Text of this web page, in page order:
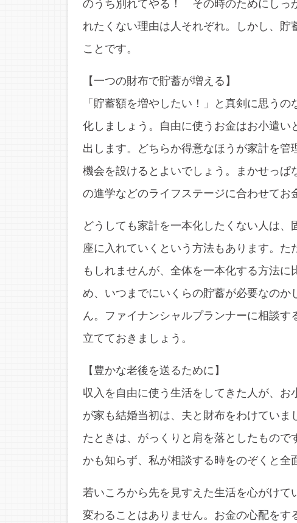
のうち別れてやる！ その時のためにしっ
れたくない理由は人それぞれ。しかし、
ことです。
【一つの財布で貯蓄が増える】
「貯蓄額を増やしたい！」と真剣に思う
化しましょう。自由に使うお金はお小遣
出します。どちらか得意なほうが家計を
機会を設けるとよいでしょう。まかせっ
の進学などのライフステージに合わせてお
どうしても家計を一本化したくない人は
座に入れていくという方法もあります。
もしれませんが、全体を一本化する方法
め、いつまでにいくらの貯蓄が必要なの
ん。ファイナンシャルプランナーに相談
立てておきましょう。
【豊かな老後を送るために】
収入を自由に使う生活をしてきた人が、
が家も結婚当初は、夫と財布をわけてい
たときは、がっくりと肩を落としたもの
かも知らず、私が相談する時をのぞくと全
若いころから先を見すえた生活を心がけて
変わることはありません。お金の心配を